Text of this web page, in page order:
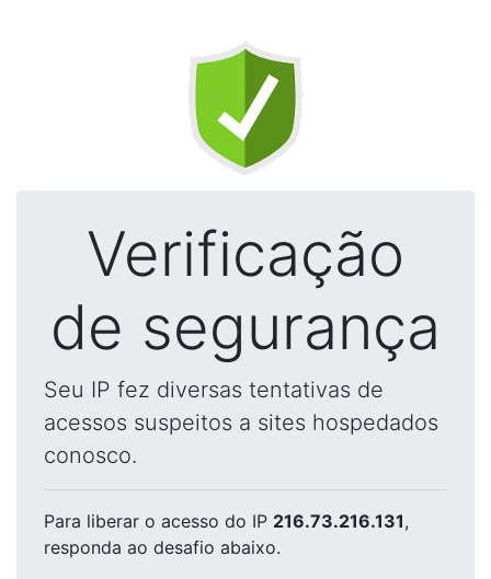
Verificação
de segurança
Seu IP fez diversas tentativas de
acessos suspeitos a sites hospedados
conosco.
Para liberar o acesso do IP 216.73.216.131,
responda ao desafio abaixo.